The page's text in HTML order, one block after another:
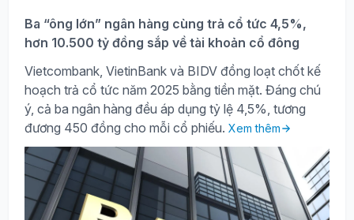
Ba “ông lớn” ngân hàng cùng trả cổ tức 4,5%,
hơn 10.500 tỷ đồng sắp về tài khoản cổ đông
Vietcombank, VietinBank và BIDV đồng loạt chốt kế
hoạch trả cổ tức năm 2025 bằng tiền mặt. Đáng chú
ý, cả ba ngân hàng đều áp dụng tỷ lệ 4,5%, tương
đương 450 đồng cho mỗi cổ phiếu. Xem thêm